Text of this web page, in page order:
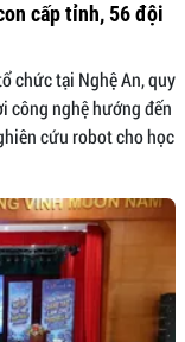
cấp tỉnh, 56 đội
chức tại Nghệ An, quy
công nghệ hướng đến
cứu robot cho học